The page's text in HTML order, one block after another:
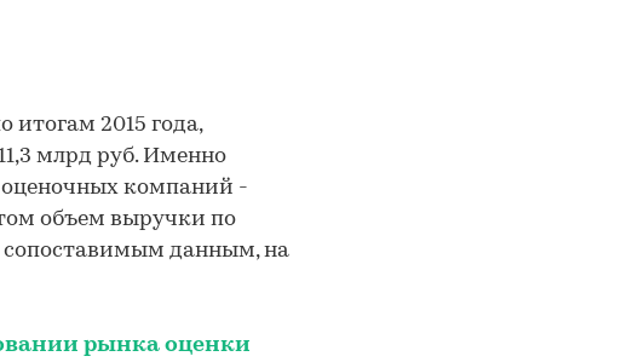
2015 года,
млрд руб. Именно
компаний -
объем выручки по
сопоставимым данным, на
рынка оценки